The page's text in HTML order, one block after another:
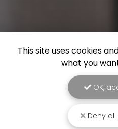
This site uses cookies
what you
OK,
Deny